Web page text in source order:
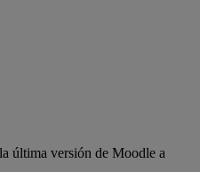
última versión de Moodle a